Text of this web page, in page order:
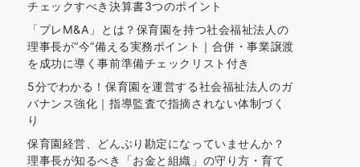
チェックすべき決算書3つのポイント
「プレM&A」とは？保育園を持つ社会福祉法人の
理事長が“今”備える実務ポイント｜合併・事業譲渡
を成功に導く事前準備チェックリスト付き
5分でわかる！保育園を運営する社会福祉法人のガ
バナンス強化｜指導監査で指摘されない体制づく
り
保育園経営、どんぶり勘定になっていませんか？
理事長が知るべき「お金と組織」の守り方・育て